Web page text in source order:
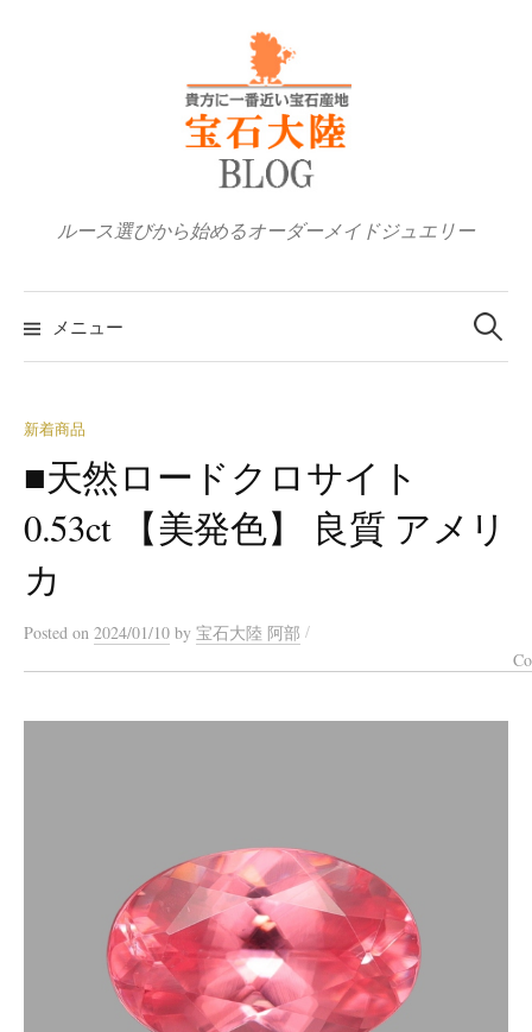
ルース選びから始めるオーダーメイドジュエリー
メニュー
検
索:
新着商品
■天然ロードクロサイト
0.53ct 【美発色】 良質 アメリ
カ
Posted on 2024/01/10 by 宝石大陸 阿部 /